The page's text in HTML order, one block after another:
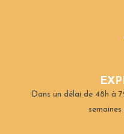
Dans un délai de 48h à